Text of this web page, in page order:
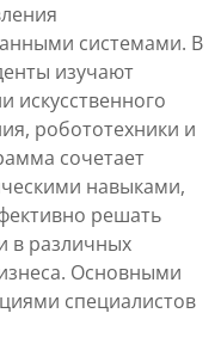
системами. В
изучают
искусственного
робототехники и
сочетает
навыками,
решать
в различных
Основными
специалистов